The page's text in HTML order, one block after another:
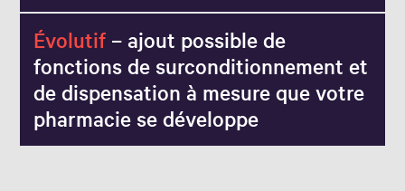
Évolutif – ajout possible de
fonctions de surconditionnement et
de dispensation à mesure que votre
pharmacie se développe